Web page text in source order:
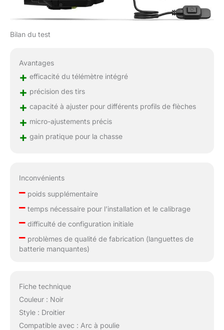
Bilan du test
Avantages
+ efficacité du télémètre intégré
+ précision des tirs
+ capacité à ajuster pour différents profils de flèches
+ micro-ajustements précis
+ gain pratique pour la chasse
Inconvénients
–poids supplémentaire
–temps nécessaire pour l’installation et le calibrage
–difficulté de configuration initiale
–problèmes de qualité de fabrication (languettes de
batterie manquantes)
Fiche technique
Couleur : Noir
Style : Droitier
Compatible avec : Arc à poulie